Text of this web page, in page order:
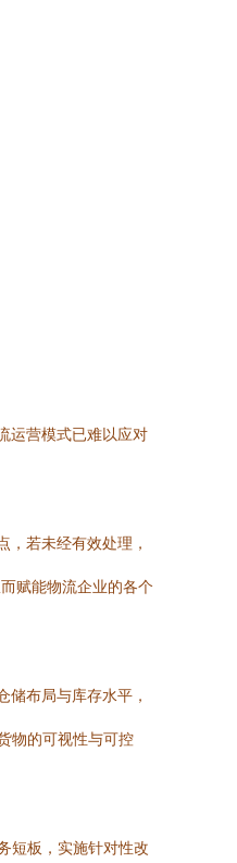
运营模式已难以应对
若未经有效处理，
赋能物流企业的各个
布局与库存水平，
物的可视性与可控
短板，实施针对性改